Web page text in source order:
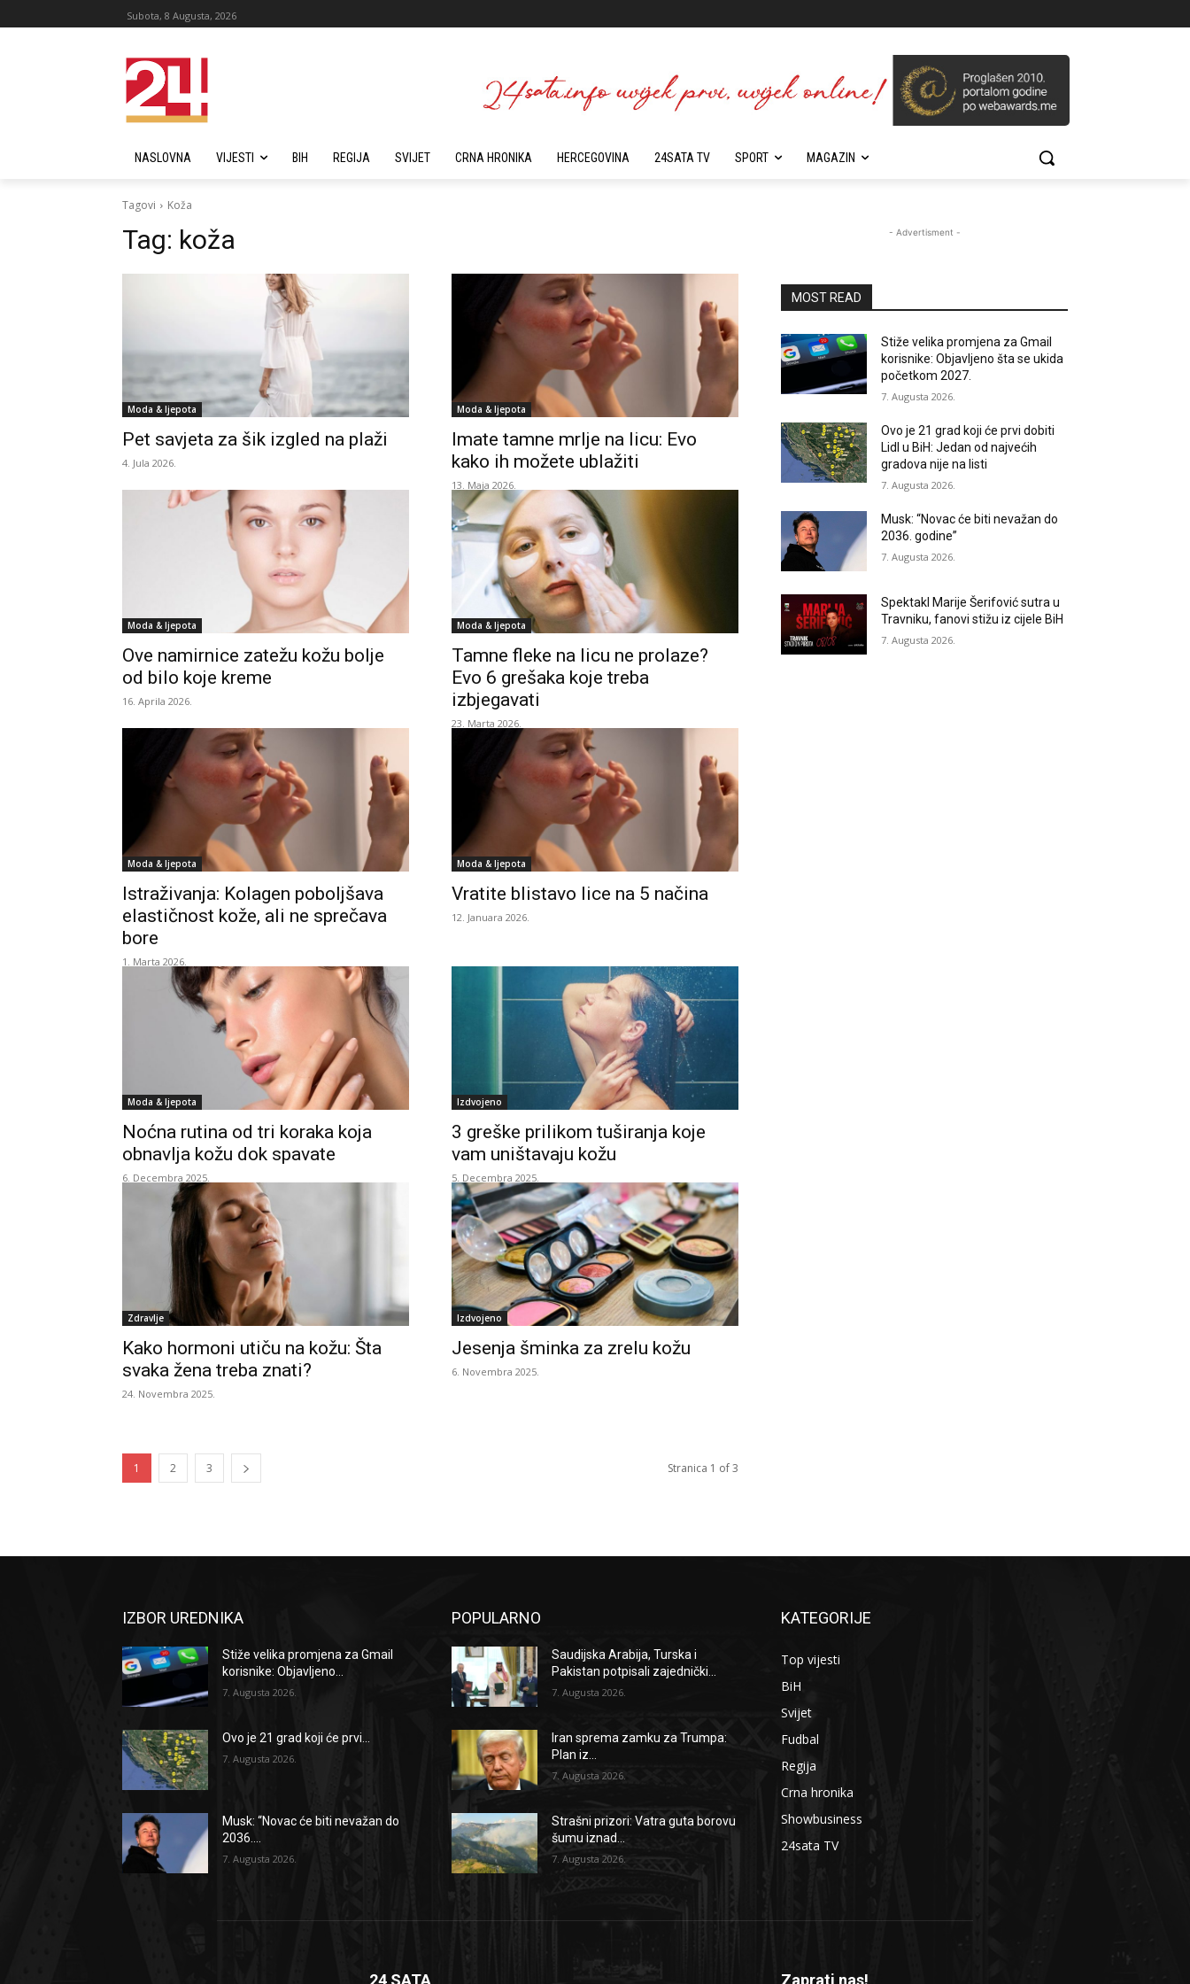
Subota, 8 Augusta, 2026
NASLOVNA VIJESTI BIH REGIJA SVIJET CRNA HRONIKA HERCEGOVINA 24SATA TV SPORT MAGAZIN
Tagovi Koža
Tag: koža
Moda & ljepota
Pet savjeta za šik izgled na plaži
4. Jula 2026.
Moda & ljepota
Imate tamne mrlje na licu: Evo
kako ih možete ublažiti
13. Maja 2026.
Moda & ljepota
Ove namirnice zatežu kožu bolje
od bilo koje kreme
16. Aprila 2026.
Moda & ljepota
Tamne fleke na licu ne prolaze?
Evo 6 grešaka koje treba
izbjegavati
23. Marta 2026.
Moda & ljepota
Istraživanja: Kolagen poboljšava
elastičnost kože, ali ne sprečava
bore
1. Marta 2026.
Moda & ljepota
Vratite blistavo lice na 5 načina
12. Januara 2026.
Moda & ljepota
Noćna rutina od tri koraka koja
obnavlja kožu dok spavate
6. Decembra 2025.
Izdvojeno
3 greške prilikom tuširanja koje
vam uništavaju kožu
5. Decembra 2025.
Zdravlje
Kako hormoni utiču na kožu: Šta
svaka žena treba znati?
24. Novembra 2025.
Izdvojeno
Jesenja šminka za zrelu kožu
6. Novembra 2025.
1 2 3 Stranica 1 of 3
- Advertisment -
MOST READ
Stiže velika promjena za Gmail
korisnike: Objavljeno šta se ukida
početkom 2027.
7. Augusta 2026.
Ovo je 21 grad koji će prvi dobiti
Lidl u BiH: Jedan od najvećih
gradova nije na listi
7. Augusta 2026.
Musk: “Novac će biti nevažan do
2036. godine”
7. Augusta 2026.
Spektakl Marije Šerifović sutra u
Travniku, fanovi stižu iz cijele BiH
7. Augusta 2026.
IZBOR UREDNIKA
Stiže velika promjena za Gmail
korisnike: Objavljeno...
7. Augusta 2026.
Ovo je 21 grad koji će prvi...
7. Augusta 2026.
Musk: “Novac će biti nevažan do
2036....
7. Augusta 2026.
POPULARNO
Saudijska Arabija, Turska i
Pakistan potpisali zajednički...
7. Augusta 2026.
Iran sprema zamku za Trumpa:
Plan iz...
7. Augusta 2026.
Strašni prizori: Vatra guta borovu
šumu iznad...
7. Augusta 2026.
KATEGORIJE
Top vijesti
BiH
Svijet
Fudbal
Regija
Crna hronika
Showbusiness
24sata TV
24 SATA Zaprati nas!